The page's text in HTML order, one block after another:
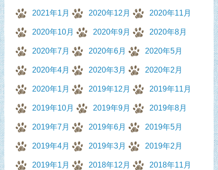
2021年1月 2020年12月 2020年11月
2020年10月 2020年9月 2020年8月
2020年7月 2020年6月 2020年5月
2020年4月 2020年3月 2020年2月
2020年1月 2019年12月 2019年11月
2019年10月 2019年9月 2019年8月
2019年7月 2019年6月 2019年5月
2019年4月 2019年3月 2019年2月
2019年1月 2018年12月 2018年11月